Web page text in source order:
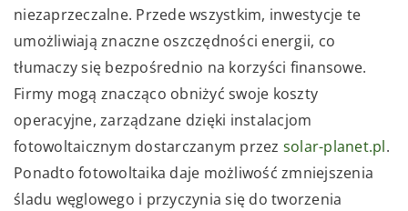
niezaprzeczalne. Przede wszystkim, inwestycje te
umożliwiają znaczne oszczędności energii, co
tłumaczy się bezpośrednio na korzyści finansowe.
Firmy mogą znacząco obniżyć swoje koszty
operacyjne, zarządzane dzięki instalacjom
fotowoltaicznym dostarczanym przez solar-planet.pl.
Ponadto fotowoltaika daje możliwość zmniejszenia
śladu węglowego i przyczynia się do tworzenia